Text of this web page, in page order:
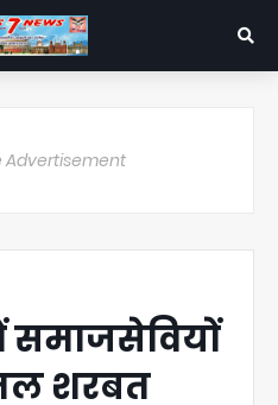
Advertisement
समाजसेवियों
शरबत